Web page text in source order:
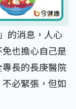
的消息，人心
也擔心自己是
長的長庚醫院
必緊張，但如